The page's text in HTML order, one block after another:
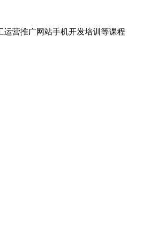
营推广网站手机开发培训等课程